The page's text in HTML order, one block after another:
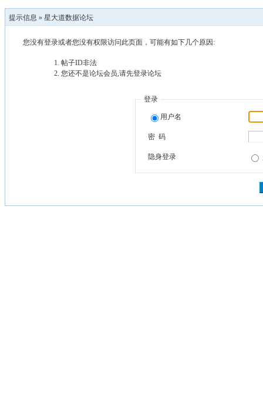
提示信息 » 星大道数据论坛
您没有登录或者您没有权限访问此页面，可能有如下几个原因:
帖子ID非法
您还不是论坛会员,请先登录论坛
登录
用户名
密 码
隐身登录